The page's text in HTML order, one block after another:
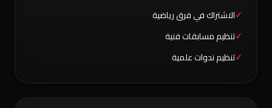
الاشتراك في فرق رياضية
تنظيم مسابقات فنية
تنظيم ندوات علمية